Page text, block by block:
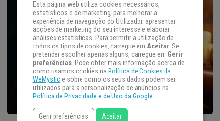
Esta página web utiliza cookies necessários,
estatísticos e de marketing, para melhorar a
experiência de navegação do Utilizador, apresentar
acções de marketing do seu interesse e elaborar
análises estatísticas. Para permitir a utilização de
todos os tipos de cookies, carregue em Aceitar. Se
pretender escolher apenas alguns, carregue em Gerir
preferências. Pode obter mais informação acerca de
como usamos cookies na Política de Cookies da
WeMystice sobre como os seus dados podem ser
utilizados para a personalização de anúncios na
Política de Privacidade e de Uso da Google.
Gerir preferências Aceitar